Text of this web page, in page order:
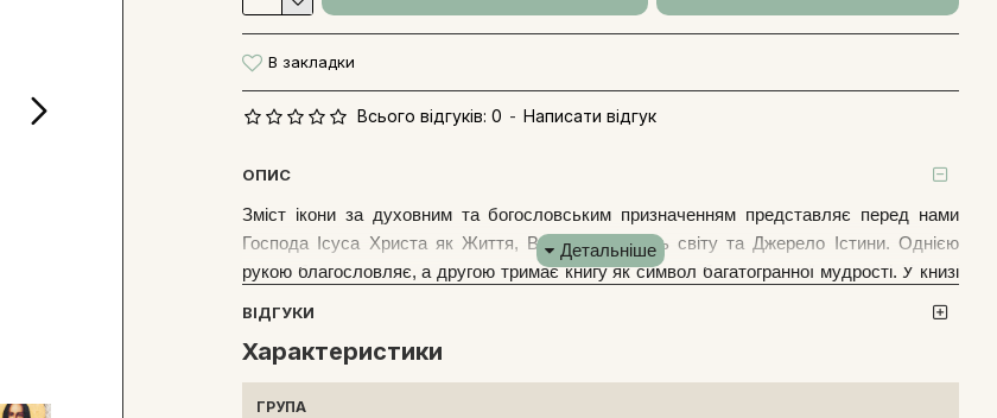
Всього відгуків: 0 - Написати відгук
В закладки
ОПИС
Зміст ікони за духовним та богословським призначенням представляє перед нами
Господа Ісуса Христа як Життя, Вершитель доль світу та Джерело Істини. Однією
рукою благословляє, а другою тримає книгу як символ багатогранної мудрості. У книзі
написані імена врятованих та Благої Вісті. За українськими традиціями ікона «Господа
Вседержителя» входить до складу вінчальної пари. Цю ікону селянин зазвичай
першою вносить у будинок, де народжується молода сім'я. Перед іконою здійснюють
молебень увечері та вранці.
ВІДГУКИ
Характеристики
ГРУПА